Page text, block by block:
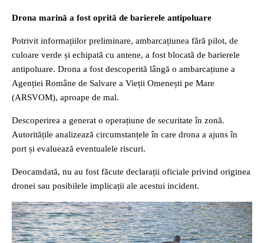
Drona marină a fost oprită de barierele antipoluare
Potrivit informațiilor preliminare, ambarcațiunea fără pilot, de
culoare verde și echipată cu antene, a fost blocată de barierele
antipoluare. Drona a fost descoperită lângă o ambarcațiune a
Agenției Române de Salvare a Vieții Omenești pe Mare
(ARSVOM), aproape de mal.
Descoperirea a generat o operațiune de securitate în zonă.
Autoritățile analizează circumstanțele în care drona a ajuns în
port și evaluează eventualele riscuri.
Deocamdată, nu au fost făcute declarații oficiale privind originea
dronei sau posibilele implicații ale acestui incident.